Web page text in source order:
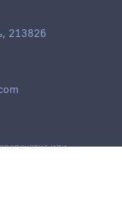
213826
или